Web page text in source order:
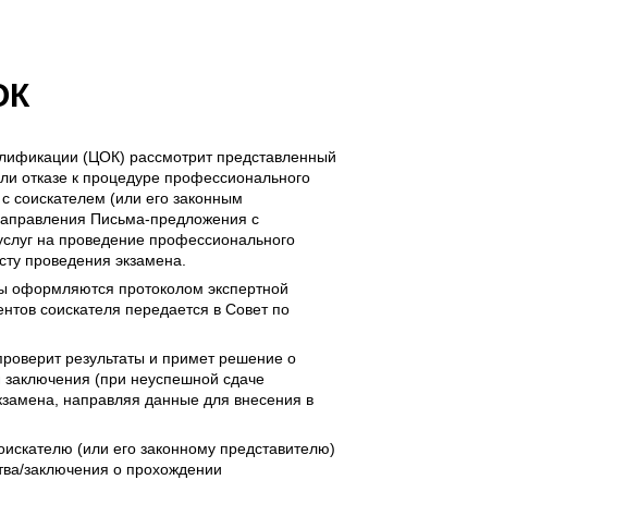
(ЦОК) рассмотрит представленный
отказе к процедуре профессионального
соискателем (или его законным
Письма-предложения с
на проведение профессионального
проведения экзамена.
оформляются протоколом экспертной
соискателя передается в Совет по
результаты и примет решение о
(при неуспешной сдаче
направляя данные для внесения в
(или его законному представителю)
заключения о прохождении